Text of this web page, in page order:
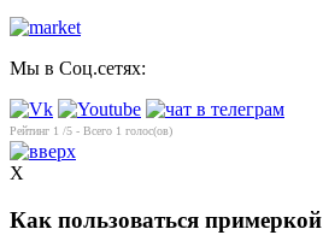
Мы в Соц.сетях:
Рейтинг 1 /5 - Всего 1 голос(ов)
X
Как пользоваться примеркой